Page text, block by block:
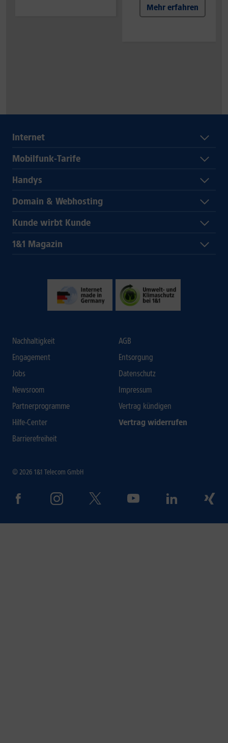
Mehr erfahren
Internet
Mobilfunk-Tarife
Handys
Domain & Webhosting
Kunde wirbt Kunde
1&1 Magazin
Nachhaltigkeit
Engagement
Jobs
Newsroom
Partnerprogramme
Hilfe-Center
Barrierefreiheit
AGB
Entsorgung
Datenschutz
Impressum
Vertrag kündigen
Vertrag widerrufen
© 2026 1&1 Telecom GmbH